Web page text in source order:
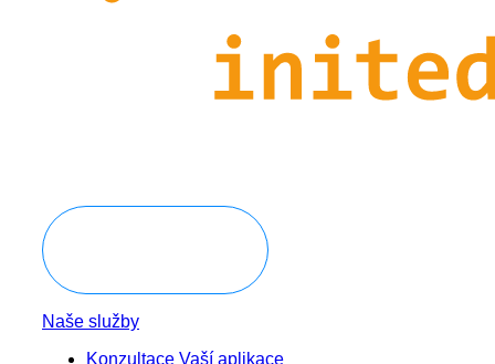
Naše služby
Konzultace Vaší aplikace